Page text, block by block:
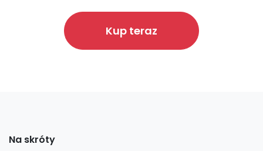
Kup teraz
Na skróty